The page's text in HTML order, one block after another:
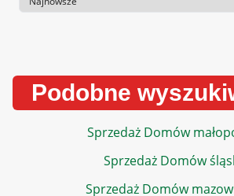
Sortowanie
Podobne
Sprzedaż Domów
Sprzedaż Domów
Sprzedaż Domów